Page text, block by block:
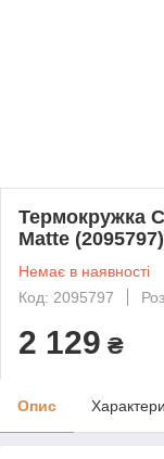
Термокружка
Matte (2095797)
Немає в наявності
Код: 2095797
2 129 ₴
Опис